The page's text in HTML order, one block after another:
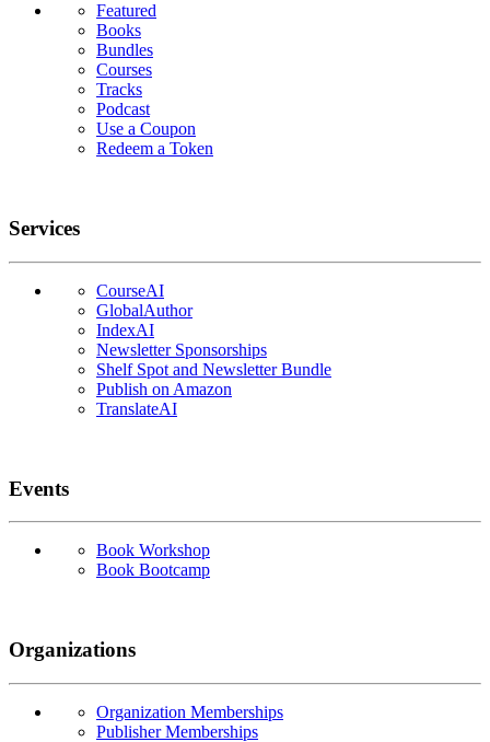
Featured
Books
Bundles
Courses
Tracks
Podcast
Use a Coupon
Redeem a Token
Services
CourseAI
GlobalAuthor
IndexAI
Newsletter Sponsorships
Shelf Spot and Newsletter Bundle
Publish on Amazon
TranslateAI
Events
Book Workshop
Book Bootcamp
Organizations
Organization Memberships
Publisher Memberships